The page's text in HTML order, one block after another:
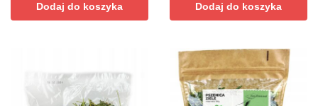
Dodaj do koszyka Dodaj do koszyka